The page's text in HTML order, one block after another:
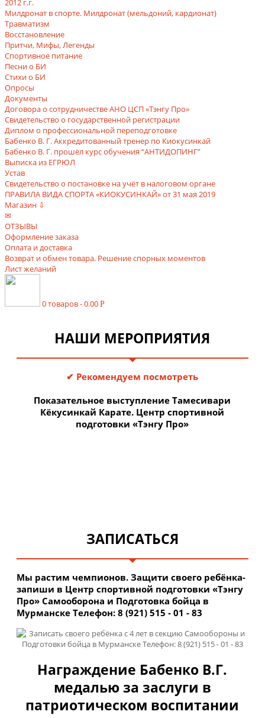
2012 г.г.
Милдронат в спорте. Милдронат (мельдоний, кардионат)
Травматизм
Восстановление
Притчи, Мифы, Легенды
Спортивное питание
Песни о БИ
Стихи о БИ
Опросы
Документы
Договора о сотрудничестве АНО ЦСП «Тэнгу Про»
Свидетельство о государственной регистрации
Диплом о профессиональной переподготовке
Бабенко В. Г. Аккредитованный тренер по Киокусинкай
Бабенко В. Г. прошёл курс обучения “АНТИДОПИНГ”
Выписка из ЕГРЮЛ
Устав
Свидетельство о постановке на учёт в налоговом органе
ПРАВИЛА ВИДА СПОРТА «КИОКУСИНКАЙ» от 31 мая 2019
Магазин ⇩
✉
ОТЗЫВЫ
Оформление заказа
Оплата и доставка
Возврат и обмен товара. Решение спорных моментов
Лист желаний
0 товаров -0.00 Р
НАШИ МЕРОПРИЯТИЯ
✔ Рекомендуем посмотреть
Показательное выступление Тамесивари
Кёкусинкай Карате. Центр спортивной
подготовки «Тэнгу Про»
ЗАПИСАТЬСЯ
Мы растим чемпионов. Защити своего ребёнка-
запиши в Центр спортивной подготовки «Тэнгу
Про» Самооборона и Подготовка бойца в
Мурманске Телефон: 8 (921) 515 - 01 - 83
Награждение Бабенко В.Г.
медалью за заслуги в
патриотическом воспитании